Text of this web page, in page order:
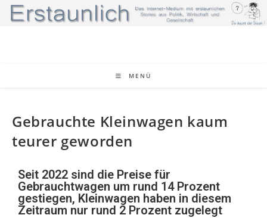
MENÜ
Gebrauchte Kleinwagen kaum
teurer geworden
Seit 2022 sind die Preise für
Gebrauchtwagen um rund 14 Prozent
gestiegen, Kleinwagen haben in diesem
Zeitraum nur rund 2 Prozent zugelegt